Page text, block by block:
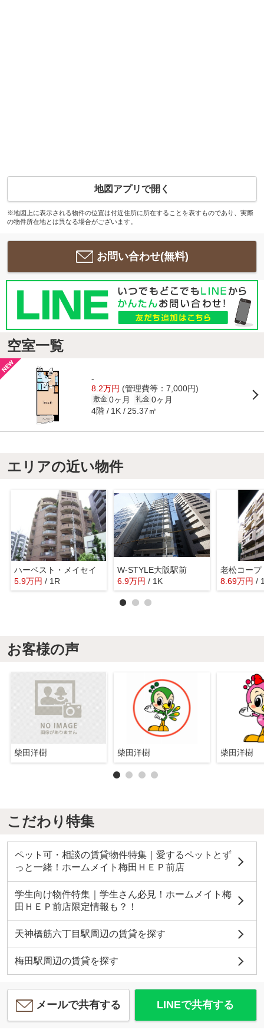
地図アプリで開く
※地図上に表示される物件の位置は付近住所に所在することを表すものであり、実際
の物件所在地とは異なる場合がございます。
お問い合わせ(無料)
空室一覧
-
8.2万円 (管理費等：7,000円)
敷金 0ヶ月 礼金 0ヶ月
4階 1K 25.37㎡
エリアの近い物件
ハーベスト・メイセイ
5.9万円 / 1R
W-STYLE大阪駅前
6.9万円 / 1K
老松コープ
8.69万円 /
お客様の声
柴田洋樹 柴田洋樹 柴田洋樹
こだわり特集
ペット可・相談の賃貸物件特集｜愛するペットとず
っと一緒！ホームメイト梅田ＨＥＰ前店
学生向け物件特集｜学生さん必見！ホームメイト梅
田ＨＥＰ前店限定情報も？！
天神橋筋六丁目駅周辺の賃貸を探す
梅田駅周辺の賃貸を探す
メールで共有する LINEで共有する